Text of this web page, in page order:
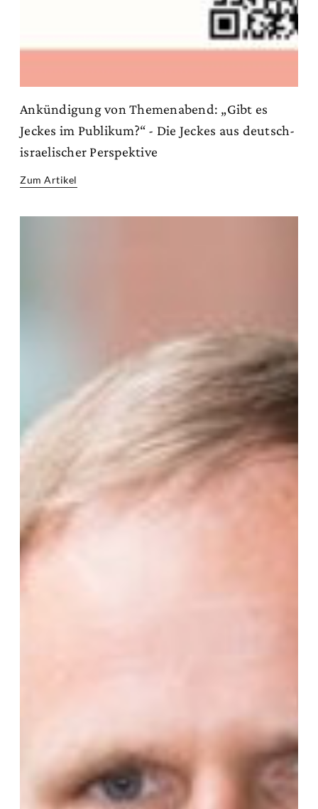
Ankündigung von Themenabend: „Gibt es
Jeckes im Publikum?“ - Die Jeckes aus deutsch-
israelischer Perspektive
Zum Artikel